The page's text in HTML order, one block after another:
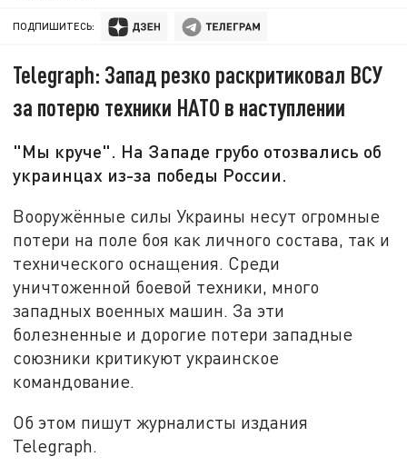
ПОДПИШИТЕСЬ:
Telegraph: Запад резко раскритиковал ВСУ
за потерю техники НАТО в наступлении
"Мы круче". На Западе грубо отозвались об
украинцах из-за победы России.
Вооружённые силы Украины несут огромные
потери на поле боя как личного состава, так и
технического оснащения. Среди
уничтоженной боевой техники, много
западных военных машин. За эти
болезненные и дорогие потери западные
союзники критикуют украинское
командование.
Об этом пишут журналисты издания
Telegraph.